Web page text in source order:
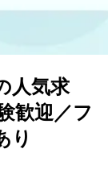
人気求
歓迎／フ
り